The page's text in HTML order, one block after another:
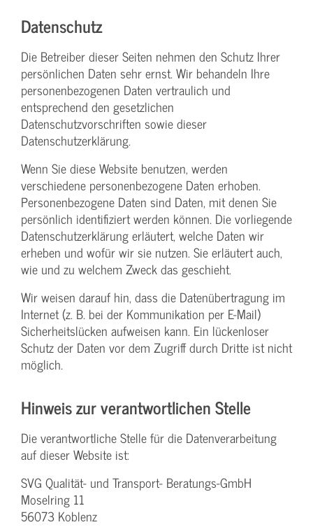
Datenschutz
Die Betreiber dieser Seiten nehmen den Schutz Ihrer
persönlichen Daten sehr ernst. Wir behandeln Ihre
personenbezogenen Daten vertraulich und
entsprechend den gesetzlichen
Datenschutzvorschriften sowie dieser
Datenschutzerklärung.
Wenn Sie diese Website benutzen, werden
verschiedene personenbezogene Daten erhoben.
Personenbezogene Daten sind Daten, mit denen Sie
persönlich identifiziert werden können. Die vorliegende
Datenschutzerklärung erläutert, welche Daten wir
erheben und wofür wir sie nutzen. Sie erläutert auch,
wie und zu welchem Zweck das geschieht.
Wir weisen darauf hin, dass die Datenübertragung im
Internet (z. B. bei der Kommunikation per E-Mail)
Sicherheitslücken aufweisen kann. Ein lückenloser
Schutz der Daten vor dem Zugriff durch Dritte ist nicht
möglich.
Hinweis zur verantwortlichen Stelle
Die verantwortliche Stelle für die Datenverarbeitung
auf dieser Website ist:
SVG Qualität- und Transport- Beratungs-GmbH
Moselring 11
56073 Koblenz